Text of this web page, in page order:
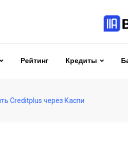
Рейтинг Кредиты
Creditplus через Каспи